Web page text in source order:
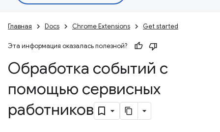
Главная Docs Chrome Extensions Get started
Эта информация оказалась полезной?
Обработка событий с
помощью сервисных
работников